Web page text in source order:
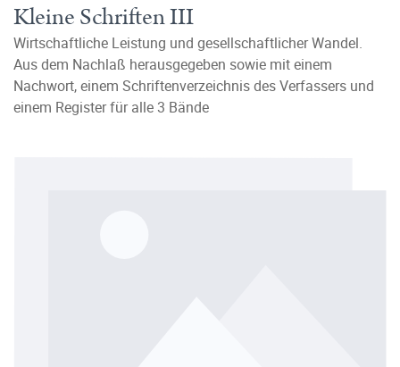
Kleine Schriften III
Wirtschaftliche Leistung und gesellschaftlicher Wandel.
Aus dem Nachlaß herausgegeben sowie mit einem
Nachwort, einem Schriftenverzeichnis des Verfassers und
einem Register für alle 3 Bände